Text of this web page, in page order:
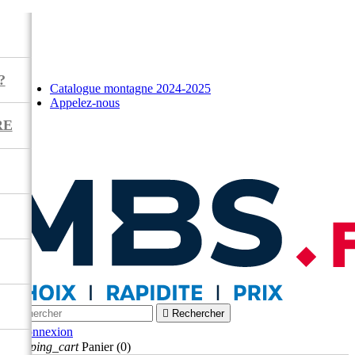
Catalogue montagne 2024-2025
Appelez-nous
 Rechercher
 Connexion
shopping_cart Panier (0)